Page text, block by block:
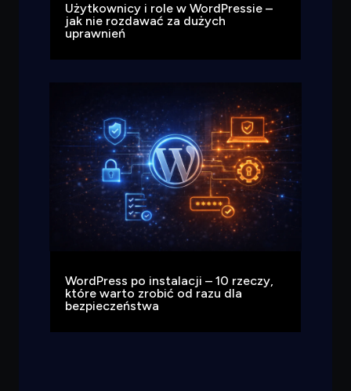
Użytkownicy i role w WordPressie –
jak nie rozdawać za dużych
uprawnień
WordPress po instalacji – 10 rzeczy,
które warto zrobić od razu dla
bezpieczeństwa